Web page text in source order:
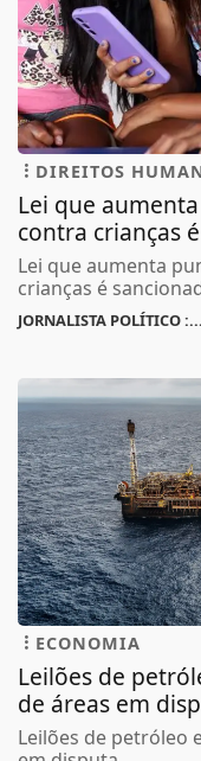
DIREITOS
Lei que
contra crianças
Lei que aumenta
crianças é
JORNALISTA POLÍTICO :...
ECONOMIA
Leilões de
de áreas em
Leilões de petróleo